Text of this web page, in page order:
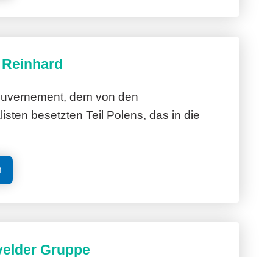
dem von den
besetzten Teil Polens, das in die
Gruppe